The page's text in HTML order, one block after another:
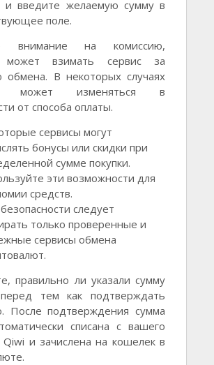
и введите желаемую сумму в
поле.
внимание на комиссию,
может взимать сервис за
обмена. В некоторых случаях
может изменяться в
от способа оплаты.
сервисы могут
бонусы или скидки при
сумме покупки.
эти возможности для
средств.
следует
только проверенные и
сервисы обмена
правильно ли указали сумму
тем как подтверждать
После подтверждения сумма
списана с вашего
и зачислена на кошелек в